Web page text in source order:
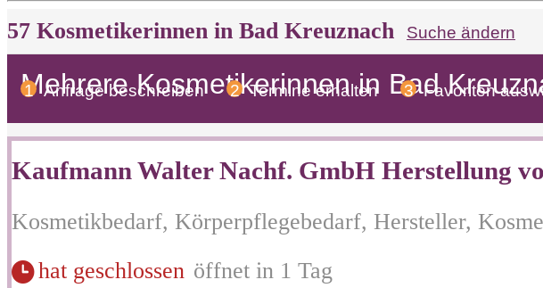
57 Kosmetikerinnen in Bad Kreuznach Suche ändern
1 Anfrage beschreiben 2 Termine erhalten 3 Favoriten
MehrereKosmetikerinnenin Bad
Kaufmann Walter Nachf. GmbH Herstellung
Kosmetikbedarf, Körperpflegebedarf, Hersteller,
hat geschlossen öffnet in 1 Tag